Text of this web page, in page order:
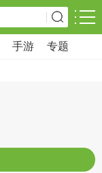
手游 专题